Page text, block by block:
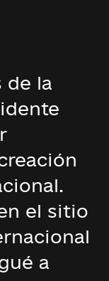
de la
el sitio
a